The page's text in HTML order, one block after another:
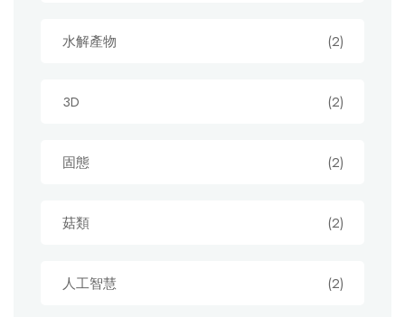
水解產物 (2)
3D (2)
固態 (2)
菇類 (2)
人工智慧 (2)